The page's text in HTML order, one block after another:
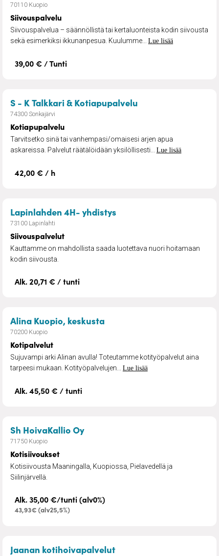
70110 Kuopio
Siivouspalvelu
Siivouspalvelua – säännöllistä tai kertaluonteista kodin siivousta
sekä esimerkiksi ikkunanpesua. Kuulumme... Lue lisää
39,00 € / Tunti
S - K Talkkari & Kotiapupalvelu
74300 Sonkajärvi
Kotiapupalvelu
Tarvitsetko sinä tai vanhempasi/omaisesi arjen apua
askareissa. Palvelut räätälöidään yksilöllisesti... Lue lisää
42,00 € / h
Lapinlahden 4H- yhdistys
73100 Lapinlahti
Siivouspalvelut
Kauttamme on mahdollista saada luotettava nuori hoitamaan
kodin siivousta.
Alk. 20,71 € / tunti
Alina Kuopio, keskusta– Kotipalvelut
70200 Kuopio
Kotipalvelut
Sujuvampi arki Alinan avulla! Toteutamme kotityöpalvelut aina
tarpeesi mukaan. Kotityöpalvelujen... Lue lisää
Alk. 45,50 € / tunti
Sh HoivaKallio Oy– Kotisiivoukset
71750 Kuopio
Kotisiivoukset
Kotisiivousta Maaningalla, Kuopiossa, Pielavedellä ja
Siilinjärvellä.
Alk. 35,00 €/tunti (alv0%)
43,93€ (alv25,5%)
Jaanan kotihoivapalvelut– Kotihoivapalvelu